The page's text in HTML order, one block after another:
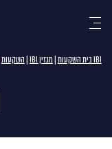
IBI בית השקעות |מגזין IBI |השקעות